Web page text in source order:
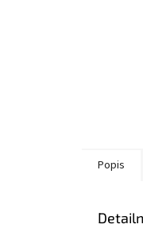
Popis